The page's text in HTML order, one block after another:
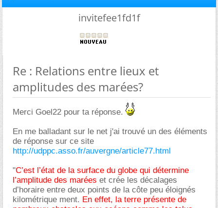
invitefee1fd1f
Re : Relations entre lieux et
amplitudes des marées?
Merci Goel22 pour ta réponse.
En me balladant sur le net j'ai trouvé un des éléments
de réponse sur ce site
http://udppc.asso.fr/auvergne/article77.html
"C’est l’état de la surface du globe qui détermine
l’amplitude des marées et crée les décalages
d’horaire entre deux points de la côte peu éloignés
kilométrique ment. En effet, la terre présente de